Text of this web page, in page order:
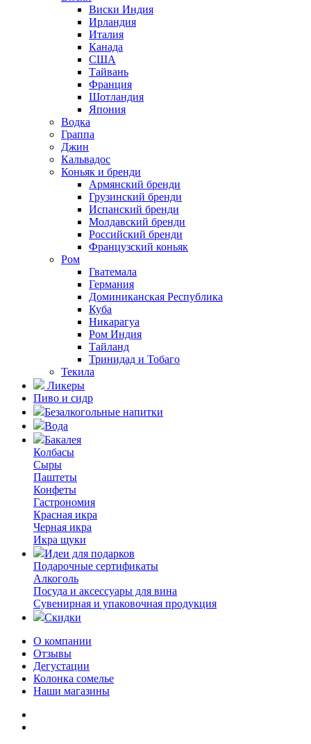
Виски Индия
Ирландия
Италия
Канада
США
Тайвань
Франция
Шотландия
Япония
Водка
Граппа
Джин
Кальвадос
Коньяк и бренди
Армянский бренди
Грузинский бренди
Испанский бренди
Молдавский бренди
Российский бренди
Французский коньяк
Ром
Гватемала
Германия
Доминиканская Республика
Куба
Никарагуа
Ром Индия
Тайланд
Тринидад и Тобаго
Текила
Ликеры
Пиво и сидр
Безалкогольные напитки
Вода
Бакалея
Колбасы
Сыры
Паштеты
Конфеты
Гастрономия
Красная икра
Черная икра
Икра щуки
Идеи для подарков
Подарочные сертификаты
Алкоголь
Посуда и аксессуары для вина
Сувенирная и упаковочная продукция
Скидки
О компании
Отзывы
Дегустации
Колонка сомелье
Наши магазины